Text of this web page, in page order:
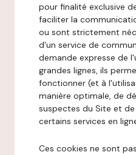
pour finalité exclusive
faciliter la
ou sont strictement
d'un service de
demande expresse de
grandes lignes, ils
fonctionner (et à
manière optimale, de
suspectes du Site et
certains services en
Ces cookies ne sont